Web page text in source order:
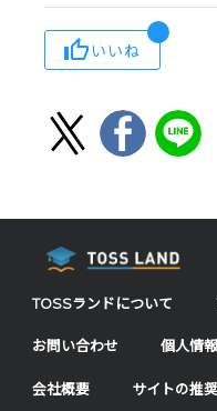
いいね
TOSSランドについて
お問い合わせ 個人情
会社概要 サイトの推